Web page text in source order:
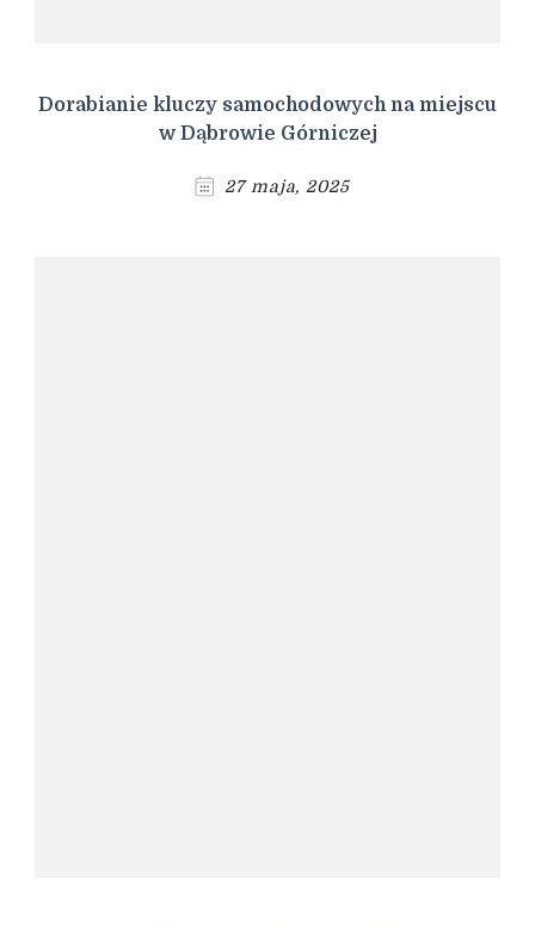
Dorabianie kluczy samochodowych na miejscu
w Dąbrowie Górniczej
27 maja, 2025